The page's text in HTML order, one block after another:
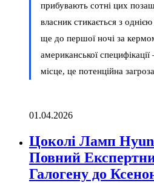
прибувають сотні цих
власник стикається з
ще до першої ночі за
американської
місце, це потенційна
01.04.2026
Цоколі Ламп
Повний
Галогену до